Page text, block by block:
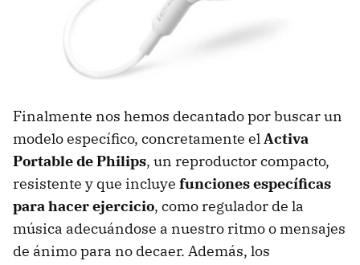
Finalmente nos hemos decantado por buscar un
modelo específico, concretamente elActiva
Portable de Philips, un reproductor compacto,
resistente y que incluye funciones específicas
para hacer ejercicio, como regulador de la
música adecuándose a nuestro ritmo o mensajes
de ánimo para no decaer. Además, los